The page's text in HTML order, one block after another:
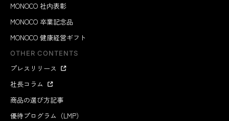
MONOCO 社内表彰
MONOCO 卒業記念品
MONOCO 健康経営ギフト
OTHER CONTENTS
プレスリリース
社長コラム
商品の選び方記事
優待プログラム（LMP）